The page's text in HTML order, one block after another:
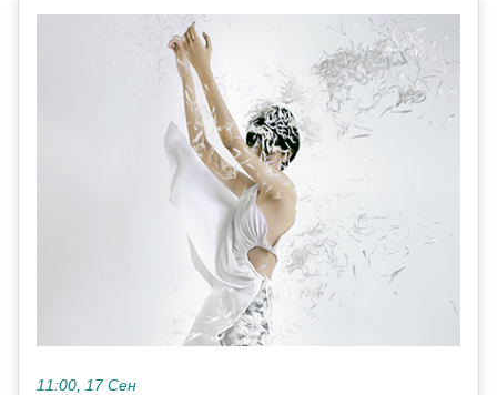
11:00, 17 Сен